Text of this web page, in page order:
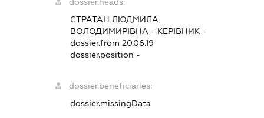
dossier.heads:
СТРАТАН ЛЮДМИЛА
ВОЛОДИМИРІВНА - КЕРІВНИК -
dossier.from 20.06.19
dossier.position -
dossier.beneficiaries:
dossier.missingData